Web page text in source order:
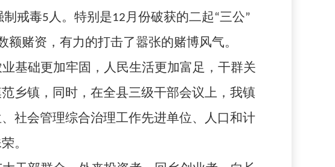
制戒毒5人。特别是12月份破获的二起“三公”
额赌资，有力的打击了嚣张的赌博风气。
基础更加牢固，人民生活更加富足，干群关
乡镇，同时，在全县三级干部会议上，我镇
社会管理综合治理工作先进单位、人口和计
。